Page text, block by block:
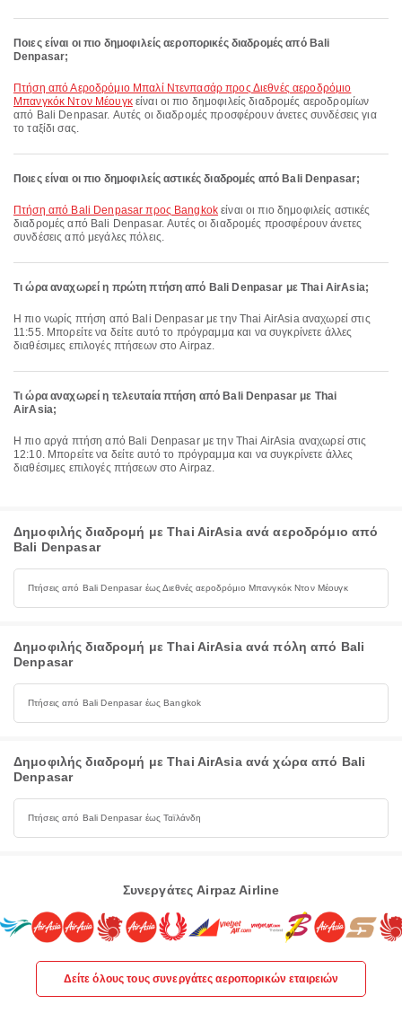
Ποιες είναι οι πιο δημοφιλείς αεροπορικές διαδρομές από Bali
Denpasar;
πτήση από Αεροδρόμιο Μπαλί Ντενπασάρ προς Διεθνές αεροδρόμιο
Μπανγκόκ Ντον Μέουγκείναι οι πιο δημοφιλείς διαδρομές αεροδρομίων
από Bali Denpasar. Αυτές οι διαδρομές προσφέρουν άνετες συνδέσεις για
το ταξίδι σας.
Ποιες είναι οι πιο δημοφιλείς αστικές διαδρομές από Bali Denpasar;
πτήση από Bali Denpasar προς Bangkok είναι οι πιο δημοφιλείς αστικές
διαδρομές από Bali Denpasar. Αυτές οι διαδρομές προσφέρουν άνετες
συνδέσεις από μεγάλες πόλεις.
Τι ώρα αναχωρεί η πρώτη πτήση από Bali Denpasar με Thai AirAsia;
Η πιο νωρίς πτήση από Bali Denpasar με την Thai AirAsia αναχωρεί στις
11:55. Μπορείτε να δείτε αυτό το πρόγραμμα και να συγκρίνετε άλλες
διαθέσιμες επιλογές πτήσεων στο Airpaz.
Τι ώρα αναχωρεί η τελευταία πτήση από Bali Denpasar με Thai
AirAsia;
Η πιο αργά πτήση από Bali Denpasar με την Thai AirAsia αναχωρεί στις
12:10. Μπορείτε να δείτε αυτό το πρόγραμμα και να συγκρίνετε άλλες
διαθέσιμες επιλογές πτήσεων στο Airpaz.
Δημοφιλής διαδρομή με Thai AirAsia ανά αεροδρόμιο από
Bali Denpasar
Πτήσεις από Bali Denpasar έως Διεθνές αεροδρόμιο Μπανγκόκ Ντον Μέουγκ
Δημοφιλής διαδρομή με Thai AirAsia ανά πόλη από Bali
Denpasar
Πτήσεις από Bali Denpasar έως Bangkok
Δημοφιλής διαδρομή με Thai AirAsia ανά χώρα από Bali
Denpasar
Πτήσεις από Bali Denpasar έως Ταϊλάνδη
Συνεργάτες Airpaz Airline
Δείτε όλους τους συνεργάτες αεροπορικών εταιρειών